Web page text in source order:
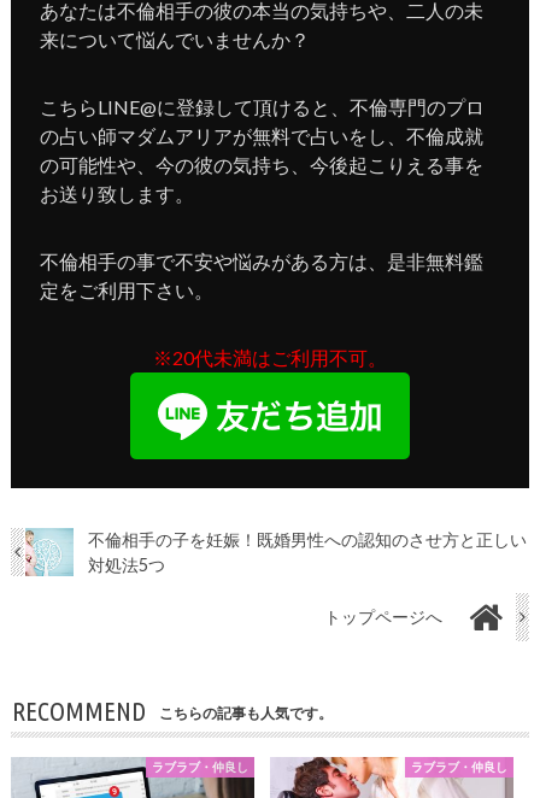
あなたは不倫相手の彼の本当の気持ちや、二人の未
来について悩んでいませんか？
こちらLINE@に登録して頂けると、不倫専門のプロ
の占い師マダムアリアが無料で占いをし、不倫成就
の可能性や、今の彼の気持ち、今後起こりえる事を
お送り致します。
不倫相手の事で不安や悩みがある方は、是非無料鑑
定をご利用下さい。
※20代未満はご利用不可。
不倫相手の子を妊娠！既婚男性への認知のさせ方と正しい
対処法5つ
トップページへ
RECOMMEND こちらの記事も人気です。
ラブラブ・仲良し ラブラブ・仲良し